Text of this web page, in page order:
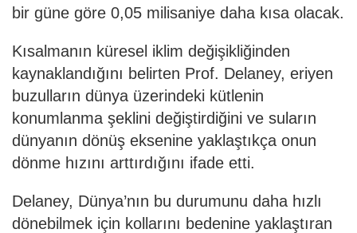
bir güne göre 0,05 milisaniye daha kısa olacak.
Kısalmanın küresel iklim değişikliğinden
kaynaklandığını belirten Prof. Delaney, eriyen
buzulların dünya üzerindeki kütlenin
konumlanma şeklini değiştirdiğini ve suların
dünyanın dönüş eksenine yaklaştıkça onun
dönme hızını arttırdığını ifade etti.
Delaney, Dünya’nın bu durumunu daha hızlı
dönebilmek için kollarını bedenine yaklaştıran